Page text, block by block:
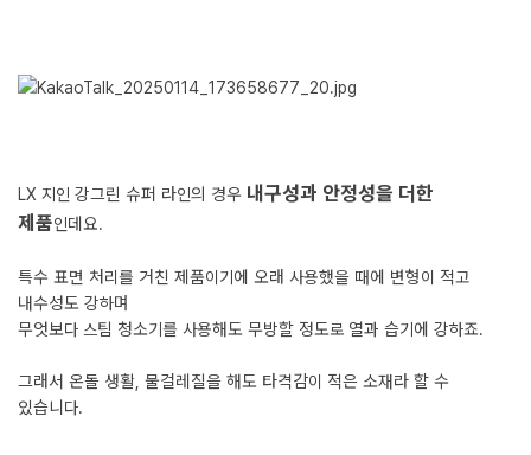
LX 지인 강그린 슈퍼 라인의 경우 내구성과 안정성을 더한
제품인데요.
특수 표면 처리를 거친 제품이기에 오래 사용했을 때에 변형이 적고
내수성도 강하며
​무엇보다 스팀 청소기를 사용해도 무방할 정도로 열과 습기에 강하죠.
그래서 온돌 생활, 물걸레질을 해도 타격감이 적은 소재라 할 수
있습니다.